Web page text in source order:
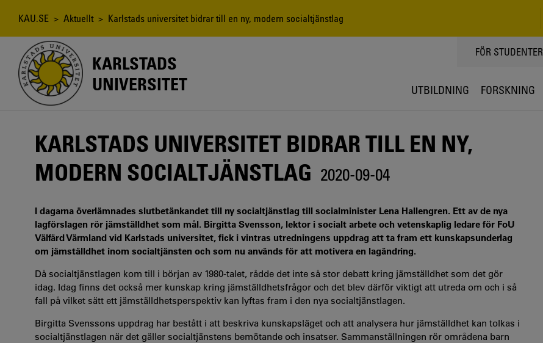
Länkstig
KAU.SE > Aktuellt > Karlstads universitet bidrar till en ny, modern socialtjänstlag
KARLSTADS
UNIVERSITET
TOPPMENY
FÖR STUDENTER
UTBILDNING FORSKNING
KARLSTADS UNIVERSITET BIDRAR TILL EN NY,
MODERN SOCIALTJÄNSTLAG 2020-09-04
I dagarna överlämnades slutbetänkandet till ny socialtjänstlag till socialminister Lena Hallengren. Ett av de nya
lagförslagen rör jämställdhet som mål. Birgitta Svensson, lektor i socialt arbete och vetenskaplig ledare för FoU
Välfärd Värmland vid Karlstads universitet, fick i vintras utredningens uppdrag att ta fram ett kunskapsunderlag
om jämställdhet inom socialtjänsten och som nu används för att motivera en lagändring.
Då socialtjänstlagen kom till i början av 1980-talet, rådde det inte så stor debatt kring jämställdhet som det gör
idag. Idag finns det också mer kunskap kring jämställdhetsfrågor och det blev därför viktigt att utreda om och i så
fall på vilket sätt ett jämställdhetsperspektiv kan lyftas fram i den nya socialtjänstlagen.
Birgitta Svenssons uppdrag har bestått i att beskriva kunskapsläget och att analysera hur jämställdhet kan tolkas i
socialtjänstlagen när det gäller socialtjänstens bemötande och insatser. Sammanställningen rör områdena barn